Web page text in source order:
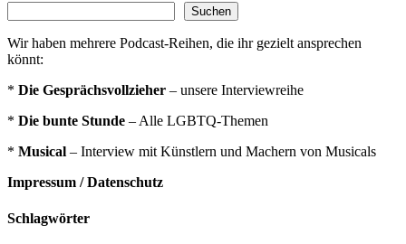
Suchen
Wir haben mehrere Podcast-Reihen, die ihr gezielt ansprechen
könnt:
* Die Gesprächsvollzieher – unsere Interviewreihe
* Die bunte Stunde – Alle LGBTQ-Themen
* Musical – Interview mit Künstlern und Machern von Musicals
Impressum / Datenschutz
Schlagwörter